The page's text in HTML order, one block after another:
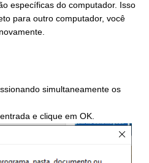
específicas do computador. Isso
para outro computador, você
simultaneamente os
e clique em OK.